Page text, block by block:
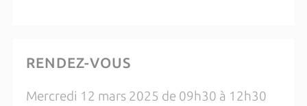
RENDEZ-VOUS
Mercredi 12 mars 2025 de 09h30 à 12h30